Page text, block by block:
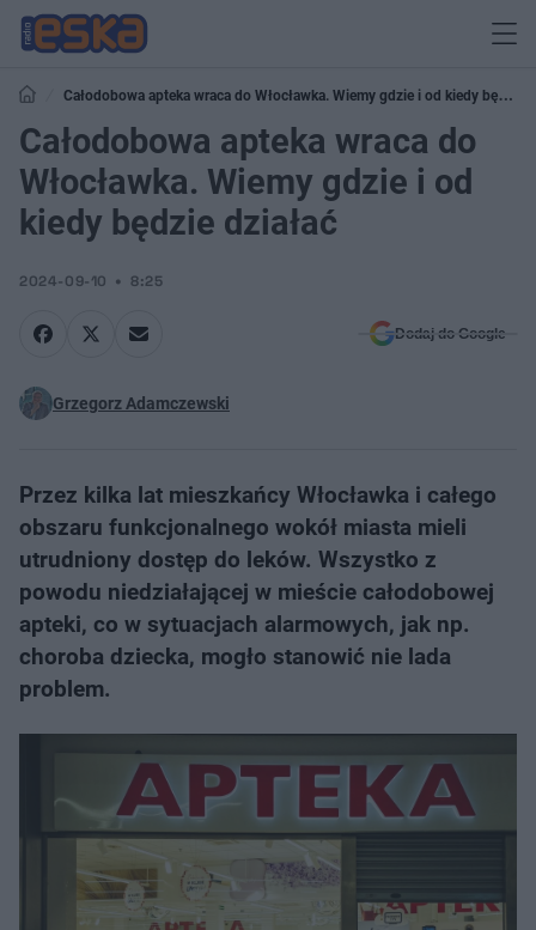
Całodobowa apteka wraca do Włocławka. Wiemy gdzie i od kiedy będzie
działać
Całodobowa apteka wraca do
Włocławka. Wiemy gdzie i od
kiedy będzie działać
2024-09-10 8:25
Dodaj do Google
Grzegorz Adamczewski
Przez kilka lat mieszkańcy Włocławka i całego
obszaru funkcjonalnego wokół miasta mieli
utrudniony dostęp do leków. Wszystko z
powodu niedziałającej w mieście całodobowej
apteki, co w sytuacjach alarmowych, jak np.
choroba dziecka, mogło stanowić nie lada
problem.